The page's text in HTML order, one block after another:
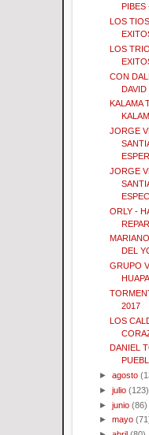
LOS
LOS
CON
KALAMA
JORGE
JORGE
ORLY -
DEL
GRUPO
2017
LOS
DANIEL
►agosto
►julio (123)
►junio (86)
►mayo